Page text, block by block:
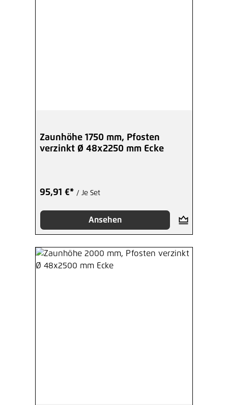
Zaunhöhe 1750 mm, Pfosten
verzinkt Ø 48x2250 mm Ecke
95,91 €* / Je Set
Ansehen